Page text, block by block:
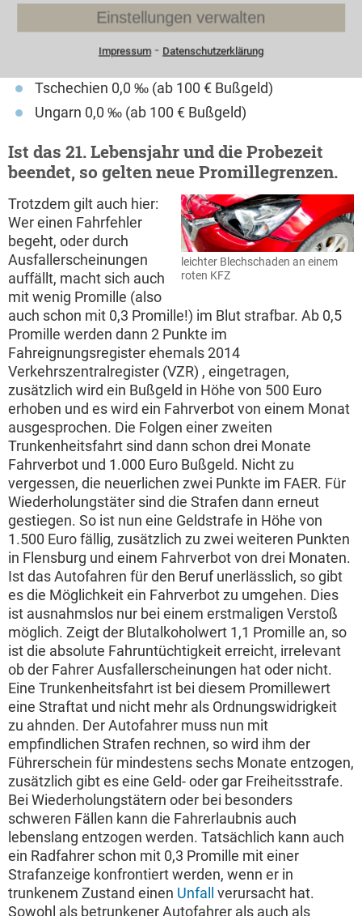
Schweden 0,2 ‰ (ab 40 Tagessätze)
Spanien 0,5 ‰ (ab 500 € Bußgeld)
Tschechien 0,0 ‰ (ab 100 € Bußgeld)
Ungarn 0,0 ‰ (ab 100 € Bußgeld)
Ist das 21. Lebensjahr und die Probezeit
beendet, so gelten neue Promillegrenzen.
leichter Blechschaden an einem
roten KFZ
Trotzdem gilt auch hier:
Wer einen Fahrfehler
begeht, oder durch
Ausfallerscheinungen
auffällt, macht sich auch
mit wenig Promille (also
auch schon mit 0,3 Promille!) im Blut strafbar. Ab 0,5
Promille werden dann 2 Punkte im
Fahreignungsregister ehemals 2014
Verkehrszentralregister (VZR) , eingetragen,
zusätzlich wird ein Bußgeld in Höhe von 500 Euro
erhoben und es wird ein Fahrverbot von einem Monat
ausgesprochen. Die Folgen einer zweiten
Trunkenheitsfahrt sind dann schon drei Monate
Fahrverbot und 1.000 Euro Bußgeld. Nicht zu
vergessen, die neuerlichen zwei Punkte im FAER. Für
Wiederholungstäter sind die Strafen dann erneut
gestiegen. So ist nun eine Geldstrafe in Höhe von
1.500 Euro fällig, zusätzlich zu zwei weiteren Punkten
in Flensburg und einem Fahrverbot von drei Monaten.
Ist das Autofahren für den Beruf unerlässlich, so gibt
es die Möglichkeit ein Fahrverbot zu umgehen. Dies
ist ausnahmslos nur bei einem erstmaligen Verstoß
möglich. Zeigt der Blutalkoholwert 1,1 Promille an, so
ist die absolute Fahruntüchtigkeit erreicht, irrelevant
ob der Fahrer Ausfallerscheinungen hat oder nicht.
Eine Trunkenheitsfahrt ist bei diesem Promillewert
eine Straftat und nicht mehr als Ordnungswidrigkeit
zu ahnden. Der Autofahrer muss nun mit
empfindlichen Strafen rechnen, so wird ihm der
Führerschein für mindestens sechs Monate entzogen,
zusätzlich gibt es eine Geld- oder gar Freiheitsstrafe.
Bei Wiederholungstätern oder bei besonders
schweren Fällen kann die Fahrerlaubnis auch
lebenslang entzogen werden. Tatsächlich kann auch
ein Radfahrer schon mit 0,3 Promille mit einer
Strafanzeige konfrontiert werden, wenn er in
trunkenem Zustand einen Unfall verursacht hat.
Sowohl als betrunkener Autofahrer als auch als
Einstellungen verwalten
Impressum⁃ Datenschutzerklärung